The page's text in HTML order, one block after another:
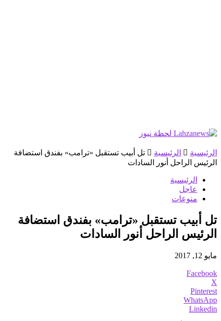
الرئيسية الرئيسية
تل أبيب تستقبل «ترامب» بفندق استضافة
الرئيس الراحل أنور السادات
الرئيسية
عاجل
منوعات
تل أبيب تستقبل «ترامب» بفندق استضافة
الرئيس الراحل أنور السادات
مايو 12, 2017
Facebook
X
Pinterest
WhatsApp
Linkedin